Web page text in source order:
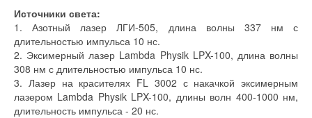
Источники света:
1. Азотный лазер ЛГИ-505, длина волны 337 нм с
длительностью импульса 10 нс.
2. Эксимерный лазер Lambda Physik LPX-100, длина волны
308 нм с длительностью импульса 10 нс.
3. Лазер на красителях FL 3002 с накачкой эксимерным
лазером Lambda Physik LPX-100, длины волн 400-1000 нм,
длительность импульса - 20 нс.